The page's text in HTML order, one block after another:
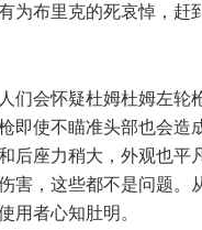
为布里克的死哀悼，
们会怀疑杜姆杜姆左轮
即使不瞄准头部也会造
后座力稍大，外观也平
害，这些都不是问题。
用者心知肚明。